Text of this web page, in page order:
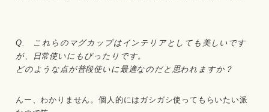
Q. これらのマグカップはインテリアとしても美しいです
が、日常使いにもぴったりです。
どのような点が普段使いに最適なのだと思われますか？
んー、わかりません。個人的にはガシガシ使ってもらいたい派